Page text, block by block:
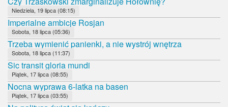
Niedziela, 19 lipca (08:15)
Imperialne ambicje Rosjan
Sobota, 18 lipca (05:36)
Trzeba wymienić panienki, a nie wystrój wnętrza
Sobota, 18 lipca (11:37)
Sic transit gloria mundi
Piątek, 17 lipca (08:55)
Nocna wyprawa 6-latka na basen
Piątek, 17 lipca (03:55)